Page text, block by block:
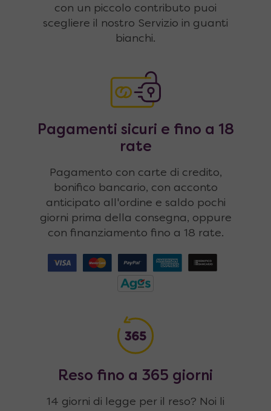
con un piccolo contributo puoi
scegliere il nostro Servizio in guanti
bianchi.
Pagamenti sicuri e fino a 18
rate
Pagamento con carte di credito,
bonifico bancario, con acconto
anticipato all'ordine e saldo pochi
giorni prima della consegna, oppure
con finanziamento fino a 18 rate.
Reso fino a 365 giorni
14 giorni di legge per il reso? Noi li